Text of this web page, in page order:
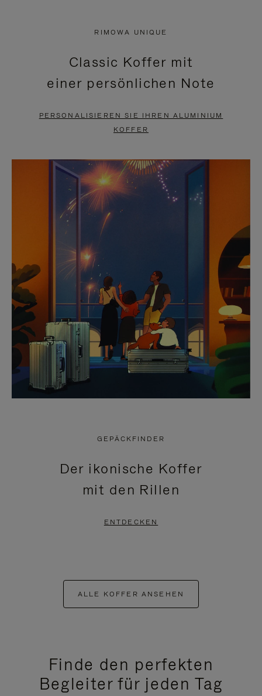
PAUSIERT,
BITTE
DRÜCKEN
ANZUHALTEN
KLICKEN
SIE
ZUM
AUFHEBEN
STUMMSCHALTUNG
RIMOWA UNIQUE
Classic Koffer mit
einer persönlichen Note
PERSONALISIEREN SIE IHREN ALUMINIUM
KOFFER
GEPÄCKFINDER
Der ikonische Koffer
mit den Rillen
ENTDECKEN
ALLE KOFFER ANSEHEN
Finde den perfekten
Begleiter für jeden Tag